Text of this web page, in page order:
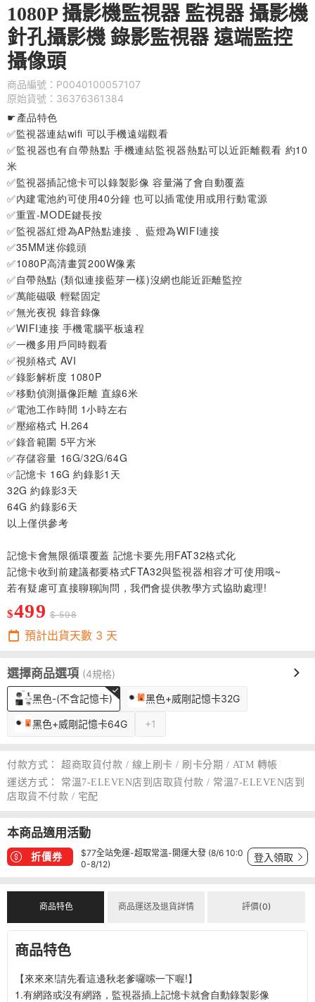
1080P 攝影機監視器 監視器 攝影機
針孔攝影機 錄影監視器 遠端監控
攝像頭
商品編號：P0040100057107
原始貨號：36376361384
☛產品特色
✅監視器連結wifi 可以手機遠端觀看
✅監視器也有自帶熱點 手機連結監視器熱點可以近距離觀看 約10
米
✅監視器插記憶卡可以錄製影像 容量滿了會自動覆蓋
✅內建電池約可使用40分鐘 也可以插電使用或用行動電源
✅重置-MODE鍵長按
✅監視器紅燈為AP熱點連接 、藍燈為WIFI連接
✅35MM迷你鏡頭
✅1080P高清畫質200W像素
✅自帶熱點 (類似連接藍芽一樣)沒網也能近距離監控
✅萬能磁吸 輕鬆固定
✅無光夜視 錄音錄像
✅WIFI連接 手機電腦平板遠程
✅一機多用戶同時觀看
✅視頻格式 AVI
✅錄影解析度 1080P
✅移動偵測攝像距離 直線6米
✅電池工作時間 1小時左右
✅壓縮格式 H.264
✅錄音範圍 5平方米
✅存儲容量 16G/32G/64G
✅記憶卡 16G 約錄影1天
32G 約錄影3天
64G 約錄影6天
以上僅供參考
記憶卡會無限循環覆蓋 記憶卡要先用FAT32格式化
記憶卡收到前建議都要格式FTA32與監視器相容才可使用哦~
若有疑慮可直接聊聊詢問，我們會提供教學方式協助處理!
$499 $ 598
預計出貨天數 3 天
選擇商品選項 (4規格)
黑色-(不含記憶卡) 黑色+威剛記憶卡32G
黑色+威剛記憶卡64G +1
付款方式：
超商取貨付款 / 線上刷卡 / 刷卡分期 / ATM 轉帳
運送方式：
常溫7-ELEVEN店到店取貨付款 / 常溫7-ELEVEN店到
店取貨不付款 / 宅配
本商品適用活動
折價券
$77全站免運-超取常溫-開運大發 (8/6 10:0
0-8/12)
登入領取
商品特色 商品運送及退貨詳情 評價(0)
商品特色
【來來來!請先看這邊秋老爹囉嗦一下喔!】
1.有網路或沒有網路，監視器插上記憶卡就會自動錄製影像